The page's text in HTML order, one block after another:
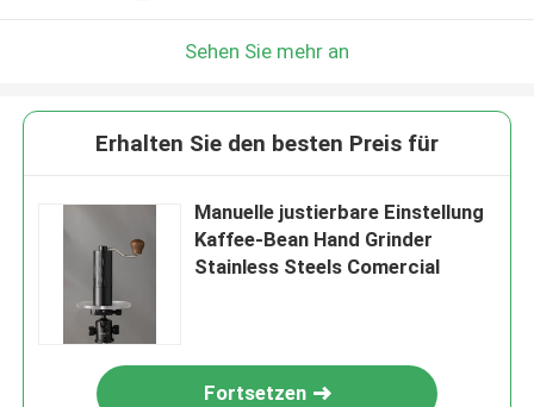
Sehen Sie mehr an
Erhalten Sie den besten Preis für
Manuelle justierbare Einstellung
Kaffee-Bean Hand Grinder
Stainless Steels Comercial
Fortsetzen